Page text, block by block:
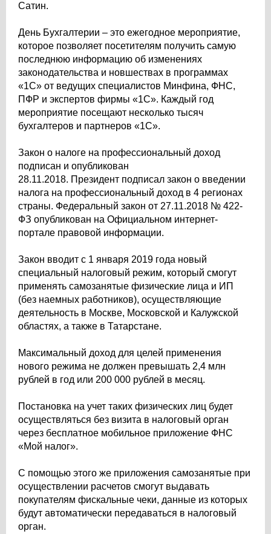
Сатин.
День Бухгалтерии – это ежегодное мероприятие,
которое позволяет посетителям получить самую
последнюю информацию об изменениях
законодательства и новшествах в программах
«1С» от ведущих специалистов Минфина, ФНС,
ПФР и экспертов фирмы «1С». Каждый год
мероприятие посещают несколько тысяч
бухгалтеров и партнеров «1С».
Закон о налоге на профессиональный доход
подписан и опубликован
28.11.2018. Президент подписал закон о введении
налога на профессиональный доход в 4 регионах
страны. Федеральный закон от 27.11.2018 № 422-
ФЗ опубликован на Официальном интернет-
портале правовой информации.
Закон вводит с 1 января 2019 года новый
специальный налоговый режим, который смогут
применять самозанятые физические лица и ИП
(без наемных работников), осуществляющие
деятельность в Москве, Московской и Калужской
областях, а также в Татарстане.
Максимальный доход для целей применения
нового режима не должен превышать 2,4 млн
рублей в год или 200 000 рублей в месяц.
Постановка на учет таких физических лиц будет
осуществляться без визита в налоговый орган
через бесплатное мобильное приложение ФНС
«Мой налог».
С помощью этого же приложения самозанятые при
осуществлении расчетов смогут выдавать
покупателям фискальные чеки, данные из которых
будут автоматически передаваться в налоговый
орган.